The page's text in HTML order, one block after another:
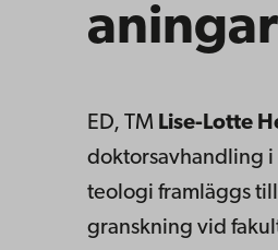
aningar
ED, TM Lise-Lotte
doktorsavhandling i
teologi framläggs
granskning vid